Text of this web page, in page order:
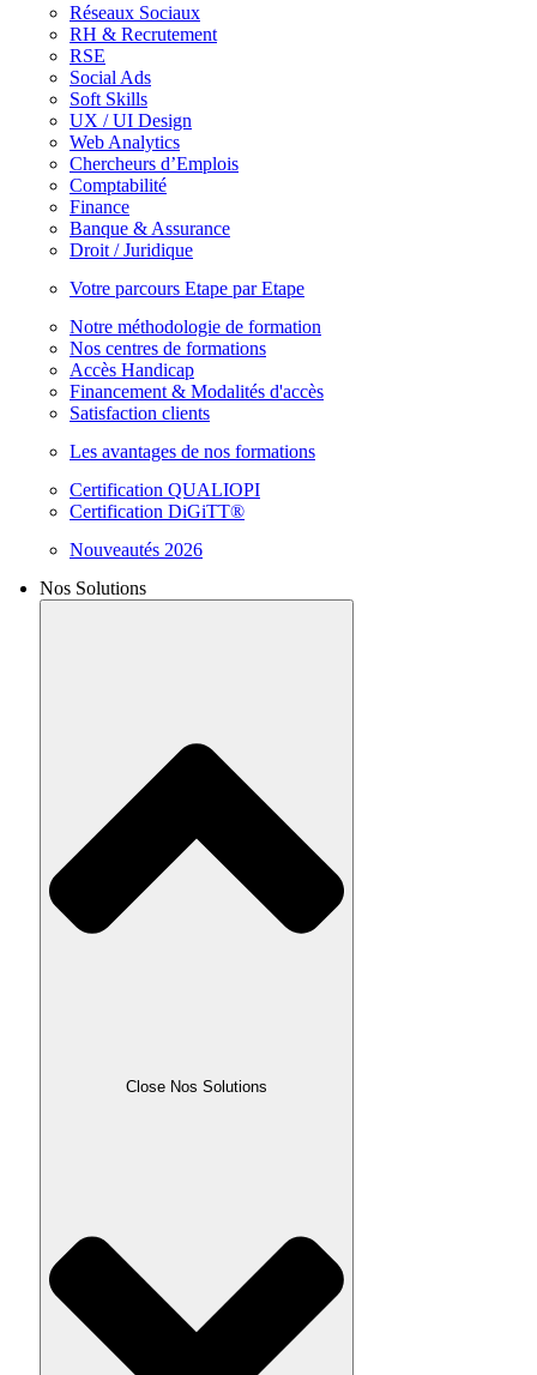
Réseaux Sociaux
RH & Recrutement
RSE
Social Ads
Soft Skills
UX / UI Design
Web Analytics
Chercheurs d’Emplois
Comptabilité
Finance
Banque & Assurance
Droit / Juridique
Votre parcours Etape par Etape
Notre méthodologie de formation
Nos centres de formations
Accès Handicap
Financement & Modalités d'accès
Satisfaction clients
Les avantages de nos formations
Certification QUALIOPI
Certification DiGiTT®
Nouveautés 2026
Nos Solutions
Close Nos Solutions